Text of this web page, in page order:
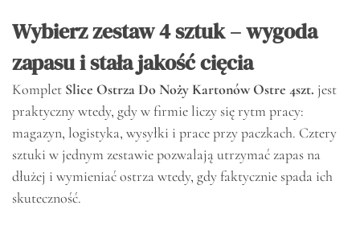
Wybierz zestaw 4 sztuk – wygoda
zapasu i stała jakość cięcia
Komplet Slice Ostrza Do Noży Kartonów Ostre 4szt. jest
praktyczny wtedy, gdy w firmie liczy się rytm pracy:
magazyn, logistyka, wysyłki i prace przy paczkach. Cztery
sztuki w jednym zestawie pozwalają utrzymać zapas na
dłużej i wymieniać ostrza wtedy, gdy faktycznie spada ich
skuteczność.